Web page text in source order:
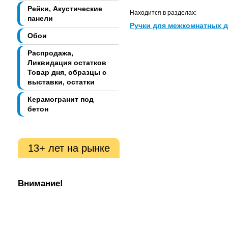
Рейки, Акустические
панели
Обои
Распродажа,
Ликвидация остатков
Товар дня, образцы с
выставки, остатки
Керамогранит под
бетон
13+ лет на рынке
Внимание!
Находится в разделах:
Ручки для межкомнатных